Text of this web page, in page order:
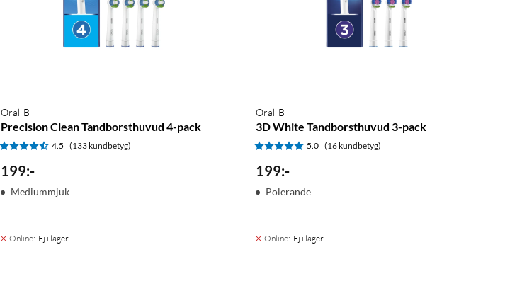
Oral-B
Precision Clean Tandborsthuvud 4-pack
4.5 (133 kundbetyg)
199:-
Mediummjuk
Online: Ej i lager
Oral-B
3D White Tandborsthuvud 3-pack
5.0 (16 kundbetyg)
199:-
Polerande
Online: Ej i lager